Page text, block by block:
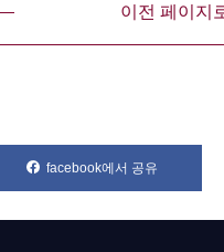
이전 페이지
facebook에서 공유 別ウィン